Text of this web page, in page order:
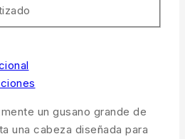
un gusano grande de
una cabeza diseñada para